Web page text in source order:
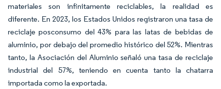
materiales son infinitamente reciclables, la realidad es
diferente. En 2023, los Estados Unidos registraron una tasa de
reciclaje posconsumo del 43% para las latas de bebidas de
aluminio, por debajo del promedio histórico del 52%. Mientras
tanto, la Asociación del Aluminio señaló una tasa de reciclaje
industrial del 57%, teniendo en cuenta tanto la chatarra
importada como la exportada.